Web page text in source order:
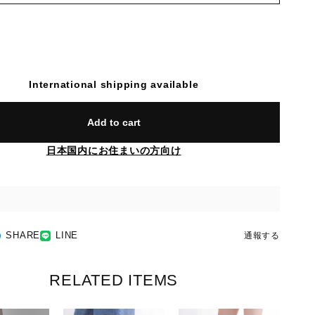
International shipping available
Add to cart
日本国内にお住まいの方向け
SHARE LINE 通報する
RELATED ITEMS